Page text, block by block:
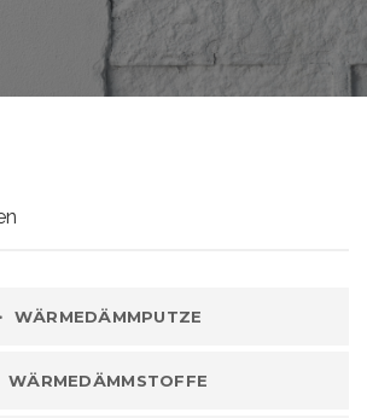
WÄRMEDÄMMPUTZE
WÄRMEDÄMMSTOFFE